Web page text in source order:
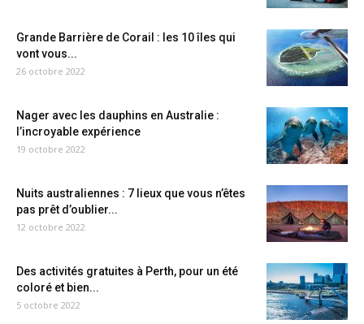
Grande Barrière de Corail : les 10 îles qui
vont vous...
26 octobre 2022
Nager avec les dauphins en Australie :
l’incroyable expérience
19 octobre 2022
Nuits australiennes : 7 lieux que vous n’êtes
pas prêt d’oublier...
12 octobre 2022
Des activités gratuites à Perth, pour un été
coloré et bien...
5 octobre 2022